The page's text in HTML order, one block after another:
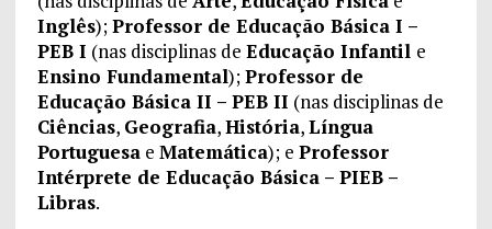
Inglês);Professor de Educação Básica I –
PEB I (nas disciplinas de Educação Infantil e
Ensino Fundamental);Professor de
Educação Básica II – PEB II (nas disciplinas de
Ciências, Geografia,História,Língua
Portuguesae Matemática); e Professor
Intérprete de Educação Básica – PIEB –
Libras.